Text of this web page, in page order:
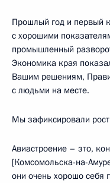
Прошлый год и первый
с хорошими
промышленный
Экономика края
Вашим решениям,
с людьми на месте.
Мы зафиксировали
Авиастроение – это,
[Комсомольска-на-
они очень хорошо